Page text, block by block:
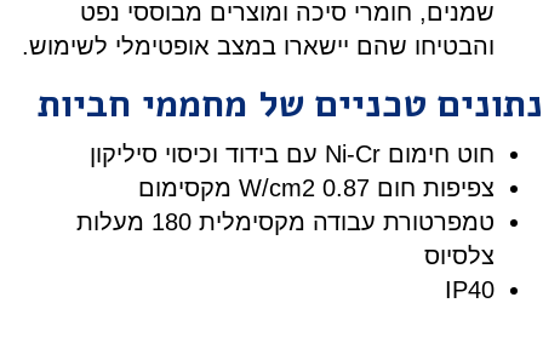
שמנים, חומרי סיכה ומוצרים מבוססי נפט
והבטיחו שהם יישארו במצב אופטימלי לשימוש.
נתונים טכניים של מחממי חביות
חוט חימום Ni-Cr עם בידוד וכיסוי סיליקון
צפיפות חום W/cm2 0.87 מקסימום
טמפרטורת עבודה מקסימלית 180 מעלות
צלסיוס
IP40